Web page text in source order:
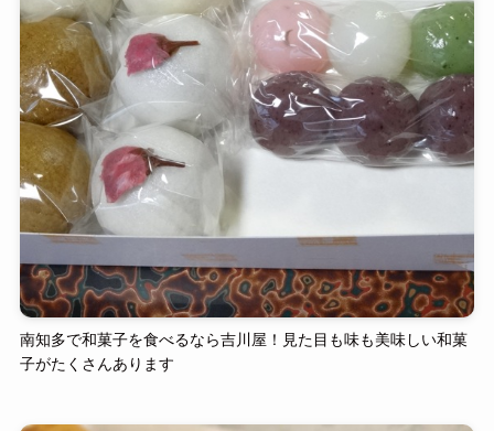
南知多で和菓子を食べるなら吉川屋！見た目も味も美味しい和菓
子がたくさんあります